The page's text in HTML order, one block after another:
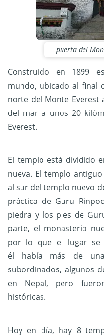
puerta del
Construido en 1899
mundo, ubicado al final
norte del Monte Everest
del mar a unos 20
Everest.
El templo está dividido
nueva. El templo
al sur del templo nuevo
práctica de Guru
piedra y los pies de
parte, el monasterio
por lo que el lugar se
él había más de
subordinados, algunos
en Nepal, pero
históricas.
Hoy en día, hay 8